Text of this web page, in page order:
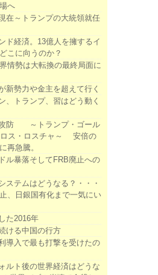
へ
在～トランプの大統領就任
ド経済。13億人を擁するイ
こに向うのか？
情勢は大転換の最終局面に
新勢力や金主を超えて行く
、トランプ、習はどう動く
攻防 ～トランプ・ゴール
ロス・ロスチャ～ 安倍の
再急騰。
ル暴落そしてFRB廃止への
ステムはどうなる？・・・
、日銀国有化まで一気にい
た2016年
ける中国の行方
導入で最も打撃を受けたの
ルト後の世界経済はどうな